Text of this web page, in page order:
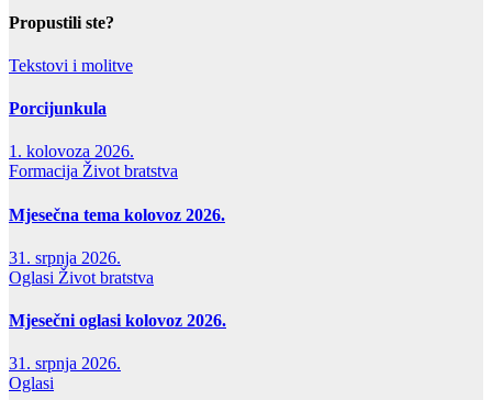
Propustili ste?
Tekstovi i molitve
Porcijunkula
1. kolovoza 2026.
Formacija Život bratstva
Mjesečna tema kolovoz 2026.
31. srpnja 2026.
Oglasi Život bratstva
Mjesečni oglasi kolovoz 2026.
31. srpnja 2026.
Oglasi